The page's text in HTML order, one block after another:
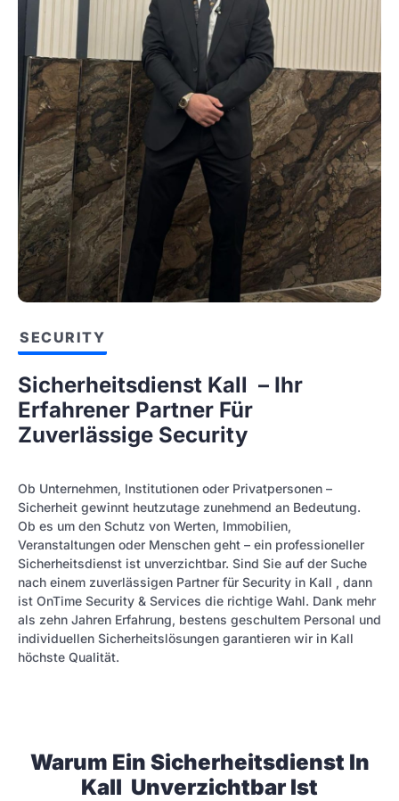
SECURITY
Sicherheitsdienst Kall – Ihr
Erfahrener Partner Für
Zuverlässige Security
Ob Unternehmen, Institutionen oder Privatpersonen –
Sicherheit gewinnt heutzutage zunehmend an Bedeutung.
Ob es um den Schutz von Werten, Immobilien,
Veranstaltungen oder Menschen geht – ein professioneller
Sicherheitsdienst ist unverzichtbar. Sind Sie auf der Suche
nach einem zuverlässigen Partner für Security in Kall , dann
ist OnTime Security & Services die richtige Wahl. Dank mehr
als zehn Jahren Erfahrung, bestens geschultem Personal und
individuellen Sicherheitslösungen garantieren wir in Kall
höchste Qualität.
Warum Ein Sicherheitsdienst In
Kall Unverzichtbar Ist